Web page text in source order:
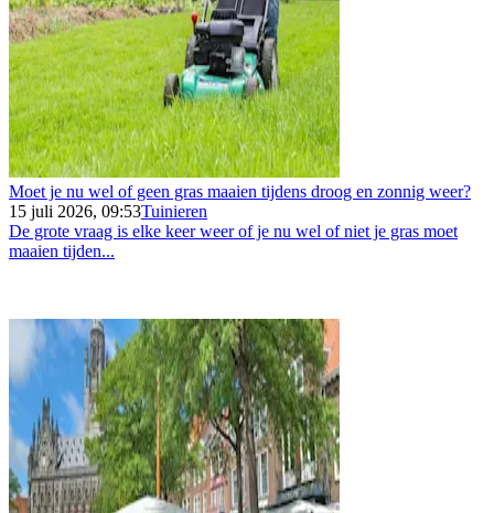
Moet je nu wel of geen gras maaien tijdens droog en zonnig weer?
15 juli 2026, 09:53Tuinieren
De grote vraag is elke keer weer of je nu wel of niet je gras moet
maaien tijden...